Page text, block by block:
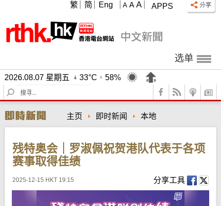
APPS
A A A
繁 简 Eng
选单
2026.08.07 星期五 33°C
58%
S
e
r
c
主页 即时新闻 本地
残特奥会｜罗淑佩祝贺港队代表于各项
赛事取得佳绩
2025-12-15 HKT 19:15 分享工具